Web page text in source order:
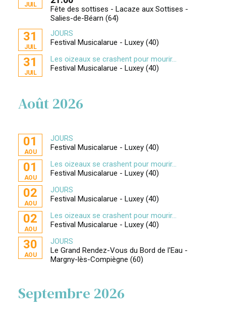
JUIL
Fête des sottises - Lacaze aux Sottises -
Salies-de-Béarn (64)
31
JUIL
JOURS
Festival Musicalarue - Luxey (40)
31
JUIL
Les oizeaux se crashent pour mourir...
Festival Musicalarue - Luxey (40)
Août 2026
01
AOU
JOURS
Festival Musicalarue - Luxey (40)
01
AOU
Les oizeaux se crashent pour mourir...
Festival Musicalarue - Luxey (40)
02
AOU
JOURS
Festival Musicalarue - Luxey (40)
02
AOU
Les oizeaux se crashent pour mourir...
Festival Musicalarue - Luxey (40)
30
AOU
JOURS
Le Grand Rendez-Vous du Bord de l'Eau -
Margny-lès-Compiègne (60)
Septembre 2026